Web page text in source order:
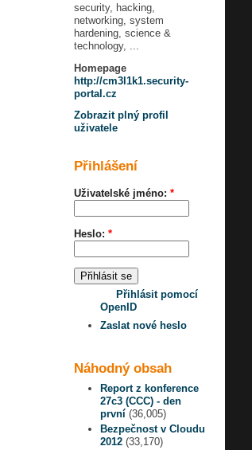
security, hacking,
networking, system
hardening, science &
technology, ...
Homepage
http://cm3l1k1.security-
portal.cz
Zobrazit plný profil
uživatele
Přihlášení
Uživatelské jméno: *
Heslo: *
Přihlásit pomocí
OpenID
Zaslat nové heslo
Náhodný obsah
Report z konference
27c3 (CCC) - den
první (36,005)
Bezpečnost v Cloudu
2012 (33,170)